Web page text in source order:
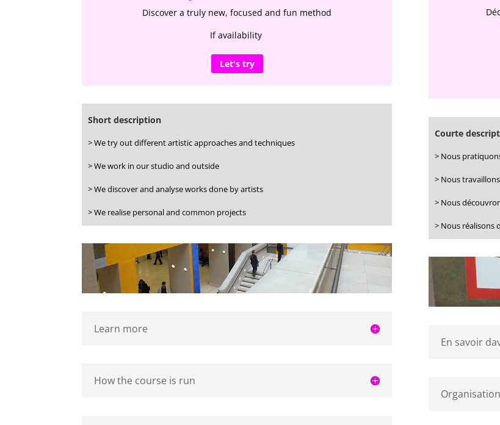
Discover a truly new, focused and fun method
If availability
Let's try
Short description
> We try out different artistic approaches and techniques
> We work in our studio and outside
> We discover and analyse works done by artists
> We realise personal and common projects
Learn more
How the course is run
Courte
> Nous
> Nous
> Nous
> Nous réalisons
En savoir